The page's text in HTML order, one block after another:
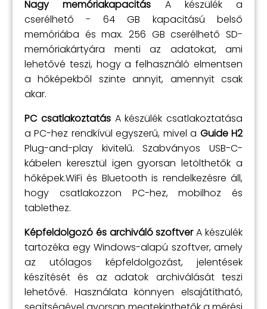
Nagy memóriakapacitás A készülék a
cserélhető - 64 GB kapacitású belső
memóriába és max. 256 GB cserélhető SD-
memóriakártyára menti az adatokat, ami
lehetővé teszi, hogy a felhasználó elmentsen
a hőképekből szinte annyit, amennyit csak
akar.
PC csatlakoztatásA készülék csatlakoztatása
a PC-hez rendkívül egyszerű, mivel a Guide H2
Plug-and-play kivitelű. Szabványos USB-C-
kábelen keresztül igen gyorsan letölthetők a
hőképek.WiFi és Bluetooth is rendelkezésre áll,
hogy csatlakozzon PC-hez, mobilhoz és
tablethez.
Képfeldolgozó és archiváló szoftverA készülék
tartozéka egy Windows-alapú szoftver, amely
az utólagos képfeldolgozást, jelentések
készítését és az adatok archiválását teszi
lehetővé. Használata könnyen elsajátítható,